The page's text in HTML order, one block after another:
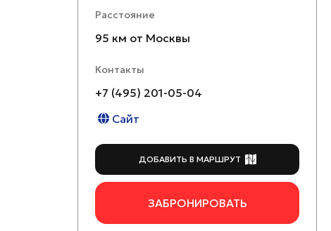
Расстояние
95 км от Москвы
Контакты
+7 (495) 201-05-04
Сайт
ДОБАВИТЬ В МАРШРУТ
ЗАБРОНИРОВАТЬ